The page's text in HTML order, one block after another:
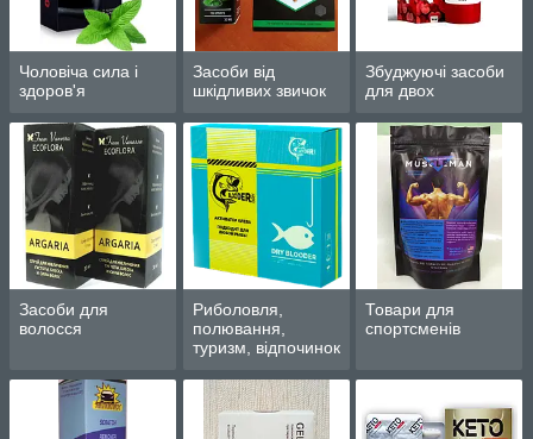
Чоловіча сила і
здоров'я
Засоби від
шкідливих звичок
Збуджуючі засоби
для двох
Засоби для
волосся
Риболовля,
полювання,
туризм, відпочинок
Товари для
спортсменів